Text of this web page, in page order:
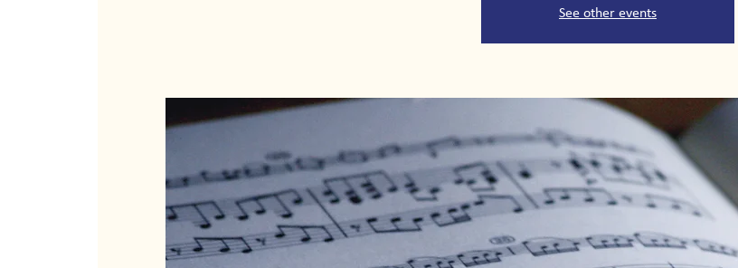
See other events